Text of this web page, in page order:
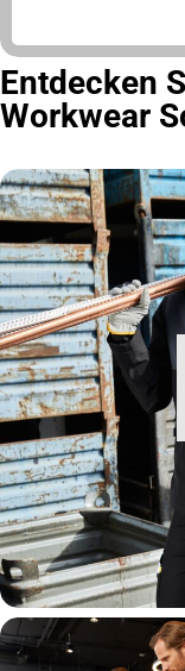
Entdecken
Workwear